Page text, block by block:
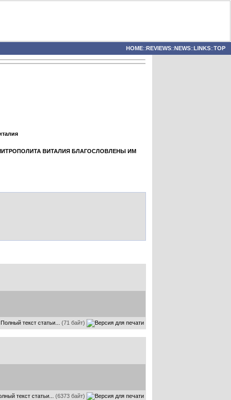
HOME::REVIEWS::NEWS::LINKS::TOP
ВИТАЛИЯ БЛАГОСЛОВЛЕНЫ ИМ
Полный текст статьи... (71 байт)
текст статьи... (6373 байт)